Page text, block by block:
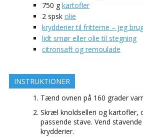
750 g kartofler
2 spsk olie
krydderier til fritterne – jeg
lidt smør eller olie til stegning
citronsaft og remoulade
INSTRUKTIONER
Tænd ovnen på 160 grader
Skræl knoldselleri og kartofler,
passende stave. Vend
krydderier.